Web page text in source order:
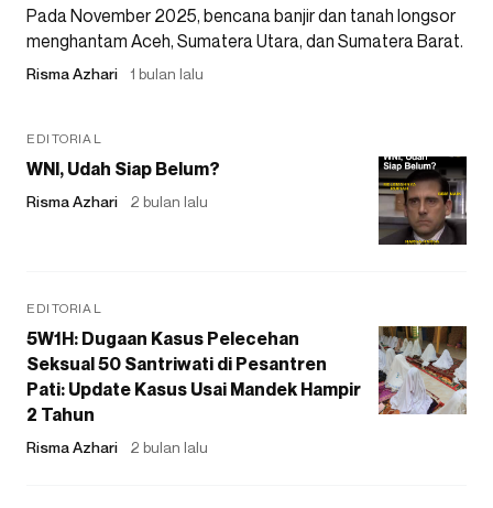
Pada November 2025, bencana banjir dan tanah longsor
menghantam Aceh, Sumatera Utara, dan Sumatera Barat.
Risma Azhari 1 bulan lalu
EDITORIAL
WNI, Udah Siap Belum?
Risma Azhari 2 bulan lalu
EDITORIAL
5W1H: Dugaan Kasus Pelecehan
Seksual 50 Santriwati di Pesantren
Pati: Update Kasus Usai Mandek Hampir
2 Tahun
Risma Azhari 2 bulan lalu